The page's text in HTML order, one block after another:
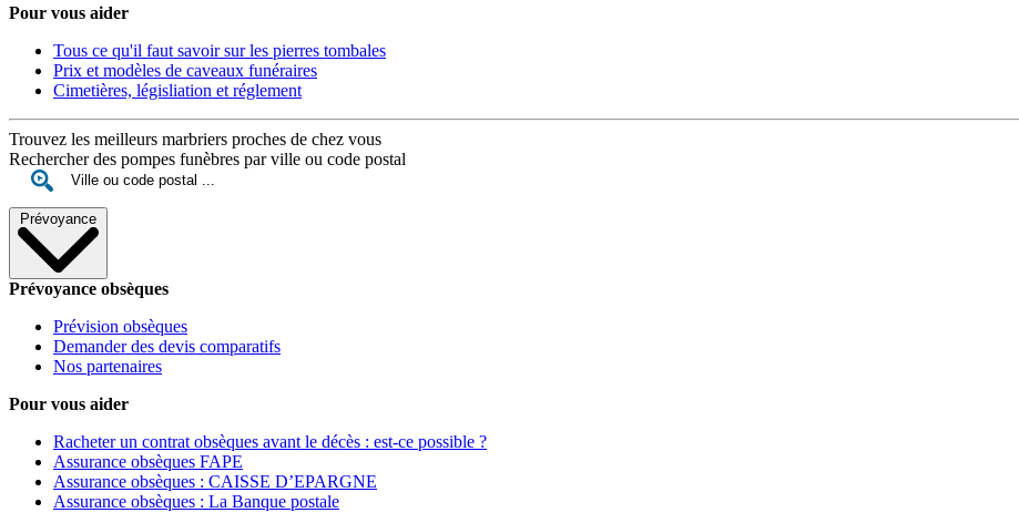
Pour vous aider
Tous ce qu'il faut savoir sur les pierres tombales
Prix et modèles de caveaux funéraires
Cimetières, législiation et réglement
Trouvez les meilleurs marbriers proches de chez vous
Rechercher des pompes funèbres par ville ou code postal
Prévoyance
Prévoyance obsèques
Prévision obsèques
Demander des devis comparatifs
Nos partenaires
Pour vous aider
Racheter un contrat obsèques avant le décès : est-ce possible ?
Assurance obsèques FAPE
Assurance obsèques : CAISSE D’EPARGNE
Assurance obsèques : La Banque postale